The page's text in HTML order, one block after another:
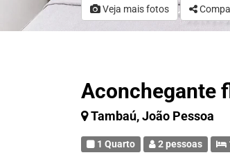
Veja mais fotos
Aconchegante
Tambaú, João Pessoa
1 Quarto 2 pessoas